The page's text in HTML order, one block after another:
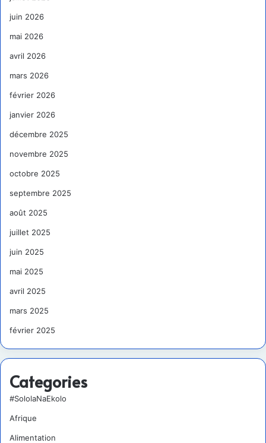
juin 2026
mai 2026
avril 2026
mars 2026
février 2026
janvier 2026
décembre 2025
novembre 2025
octobre 2025
septembre 2025
août 2025
juillet 2025
juin 2025
mai 2025
avril 2025
mars 2025
février 2025
Categories
#SololaNaEkolo
Afrique
Alimentation